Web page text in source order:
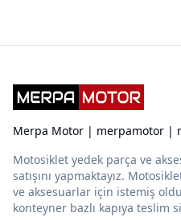
Merpa Motor | merpamotor |
Motosiklet yedek parça ve
satışını yapmaktayız.
ve aksesuarlar için istemiş
konteyner bazlı kapıya teslim